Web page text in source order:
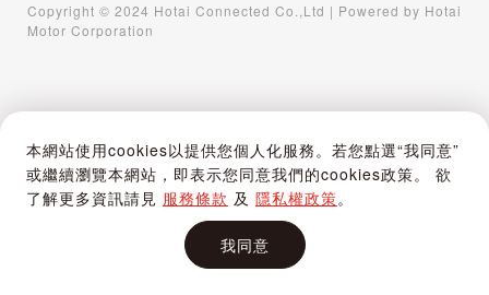
本網站使用cookies以提供您個人化服務。若您點選“我同意”
或繼續瀏覽本網站，即表示您同意我們的cookies政策。 欲
了解更多資訊請見 服務條款 及 隱私權政策。
我同意
購物車
Copyright © 2024 Hotai Connected Co.,Ltd | Powered by Hotai
Motor Corporation